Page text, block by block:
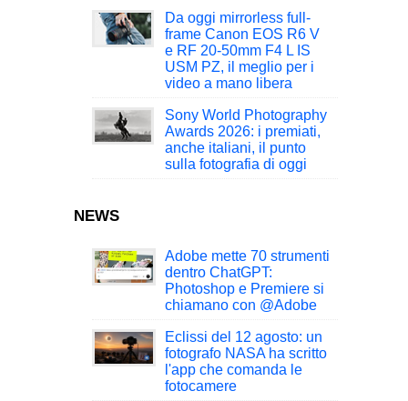
Da oggi mirrorless full-
frame Canon EOS R6 V
e RF 20-50mm F4 L IS
USM PZ, il meglio per i
video a mano libera
Sony World Photography
Awards 2026: i premiati,
anche italiani, il punto
sulla fotografia di oggi
NEWS
Adobe mette 70 strumenti
dentro ChatGPT:
Photoshop e Premiere si
chiamano con @Adobe
Eclissi del 12 agosto: un
fotografo NASA ha scritto
l'app che comanda le
fotocamere